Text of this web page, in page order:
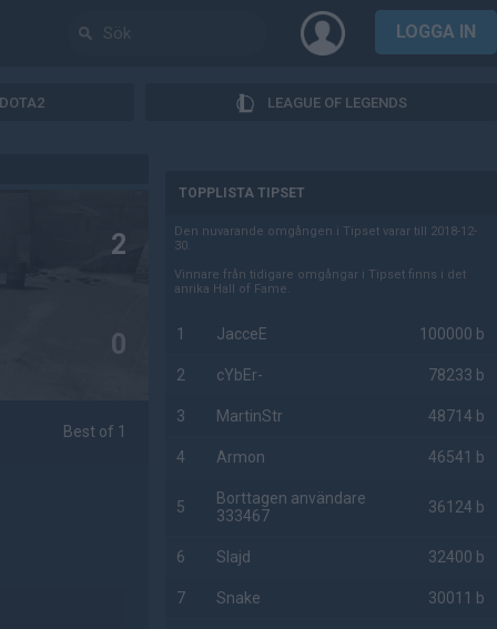
LOGGA IN
DOTA2 LEAGUE OF LEGENDS
2
0
Best of 1
TOPPLISTA TIPSET
Den nuvarande omgången i Tipset varar till 2018-12-
30.
Vinnare från tidigare omgångar i Tipset finns i det
anrika Hall of Fame.
1 JacceE 100000 b
2 cYbEr- 78233 b
3 MartinStr 48714 b
4 Armon 46541 b
5
Borttagen användare
333467
36124 b
6 Slajd 32400 b
7 Snake 30011 b